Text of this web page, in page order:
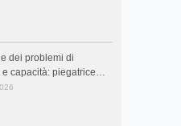
dei problemi di
capacità: piegatrice
staffe di barre